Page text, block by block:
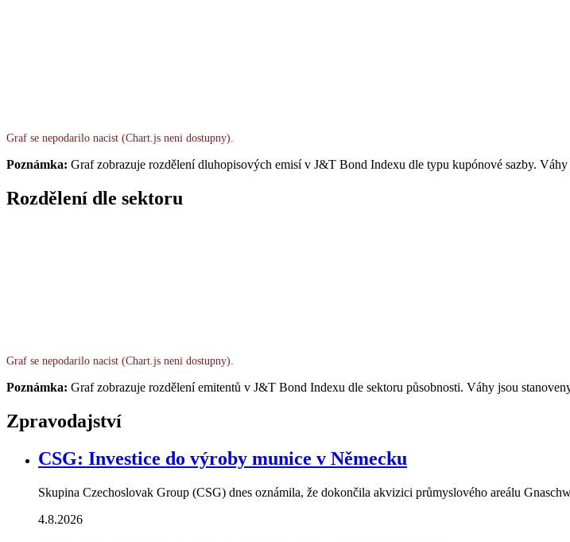
Graf se nepodarilo nacist (Chart.js neni dostupny).
Poznámka: Graf zobrazuje rozdělení dluhopisových emisí v J&T Bond Indexu dle typu kupónové sazby.
Rozdělení dle sektoru
Graf se nepodarilo nacist (Chart.js neni dostupny).
Poznámka: Graf zobrazuje rozdělení emitentů v J&T Bond Indexu dle sektoru působnosti. Váhy jsou
Zpravodajství
CSG: Investice do výroby munice v Německu
Skupina Czechoslovak Group (CSG) dnes oznámila, že dokončila akvizici průmyslového areálu
4.8.2026